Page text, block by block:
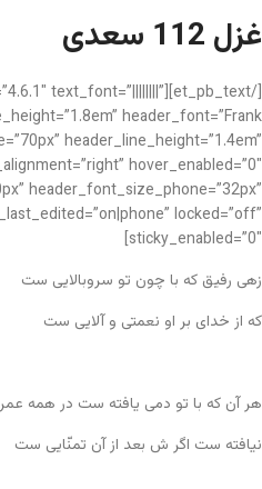
غزل 112 سعدی
text_font=”||||||||”
header_font=”Frank
header_line_height=”1.4em”
hover_enabled=”0″
header_font_size_phone=”32px”
locked=”off”
sticky_enabled=”0″]
زهی رفیق که با چون تو سروبالایی ست
که از خدای بر او نعمتی و آلایی ست
هر آن که با تو دمی یافته ست در همه عمر
نیافته ست اگر ش بعد از آن تمنّایی ست